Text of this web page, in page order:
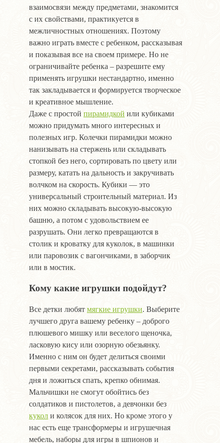
взаимосвязи между предметами, знакомится
с их свойствами, практикуется в
межличностных отношениях. Поэтому
важно играть вместе с ребенком, рассказывая
и показывая все на своем примере. Но не
ограничивайте ребенка – разрешите ему
применять игрушки нестандартно, именно
так закладывается и формируется творческое
и креативное мышление.
Даже с простой пирамидкой или кубиками
можно придумать много интересных и
полезных игр. Колечки пирамидки можно
нанизывать на стержень или складывать
стопкой без него, сортировать по цвету или
размеру, катать на дальность и закручивать
волчком на скорость. Кубики — это
универсальный строительный материал. Из
них можно складывать высокую-высокую
башню, а потом с удовольствием ее
разрушать. Они легко превращаются в
столик и кроватку для куколок, в машинки
или паровозик с вагончиками, в заборчик
или в мостик.
Кому какие игрушки подойдут?
Все детки любят мягкие игрушки. Выберите
лучшего друга вашему ребенку – доброго
плюшевого мишку или веселого щеночка,
ласковую кису или озорную обезьянку.
Именно с ним он будет делиться своими
первыми секретами, рассказывать события
дня и ложиться спать, крепко обнимая.
Мальчишки не смогут обойтись без
солдатиков и пистолетов, а девчонки без
кукол и колясок для них. Но кроме этого у
нас есть еще трансформеры и игрушечная
мебель, наборы для игры в шпионов и